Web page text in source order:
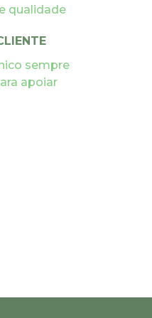
qualidade
sempre
apoiar